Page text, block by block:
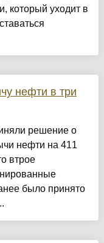
который уходит в
нефти в три
решение о
нефти на 411
втрое
было принято